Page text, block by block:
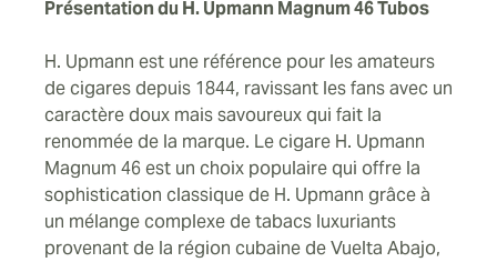
Présentation du H. Upmann Magnum 46 Tubos
H. Upmann est une référence pour les amateurs
de cigares depuis 1844, ravissant les fans avec un
caractère doux mais savoureux qui fait la
renommée de la marque. Le cigare H. Upmann
Magnum 46 est un choix populaire qui offre la
sophistication classique de H. Upmann grâce à
un mélange complexe de tabacs luxuriants
provenant de la région cubaine de Vuelta Abajo,